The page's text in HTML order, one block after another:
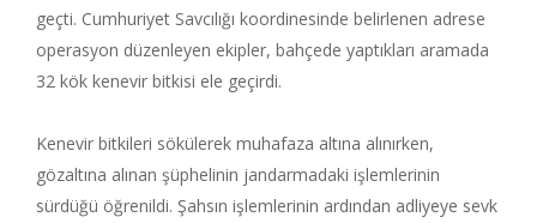
geçti. Cumhuriyet Savcılığı koordinesinde belirlenen adrese
operasyon düzenleyen ekipler, bahçede yaptıkları aramada
32 kök kenevir bitkisi ele geçirdi.
Kenevir bitkileri sökülerek muhafaza altına alınırken,
gözaltına alınan şüphelinin jandarmadaki işlemlerinin
sürdüğü öğrenildi. Şahsın işlemlerinin ardından adliyeye sevk